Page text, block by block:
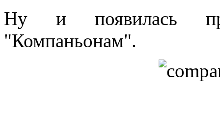
Ну и появилась
"Компаньонам".